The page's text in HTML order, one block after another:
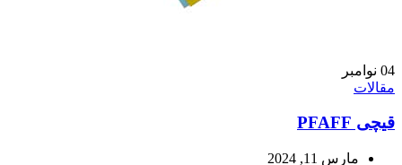
04 نوامبر
مقالات
قیچی PFAFF
مارس 11, 2024